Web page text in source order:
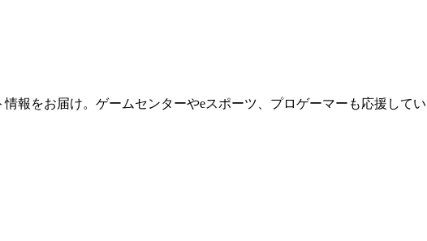
報をお届け。ゲームセンターやeスポーツ、プロゲーマーも応援して